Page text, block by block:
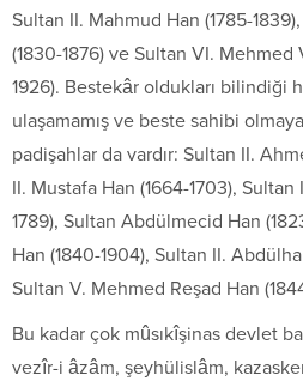
Sultan II. Mahmud Han (1785-
(1830-1876) ve Sultan VI. Mehmed
1926). Bestekâr oldukları bilindiği
ulaşamamış ve beste sahibi
padişahlar da vardır: Sultan II.
II. Mustafa Han (1664-1703),
1789), Sultan Abdülmecid Han
Han (1840-1904), Sultan II.
Sultan V. Mehmed Reşad Han
Bu kadar çok mûsıkîşinas devlet
vezîr-i âzâm, şeyhülislâm,